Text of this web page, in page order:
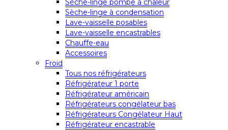
Sèche-linge pompe à chaleur
Sèche-linge à condensation
Lave-vaisselle posables
Lave-vaisselle encastrables
Chauffe-eau
Accessoires
Froid
Tous nos réfrigérateurs
Réfrigérateur 1 porte
Réfrigérateur américain
Réfrigérateurs congélateur bas
Réfrigérateurs Congélateur Haut
Réfrigérateur encastrable